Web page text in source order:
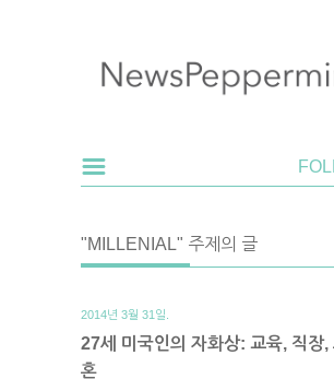
"MILLENIAL" 주제의 글
2014년 3월 31일.
27세 미국인의 자화상: 교육, 직장,
혼